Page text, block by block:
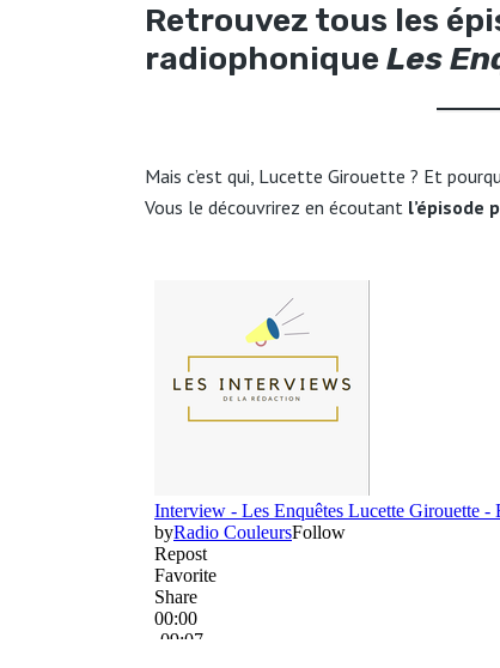
Retrouvez tous les
radiophonique Les
Mais c’est qui, Lucette Girouette ? Et
Vous le découvrirez en écoutant l’épisode